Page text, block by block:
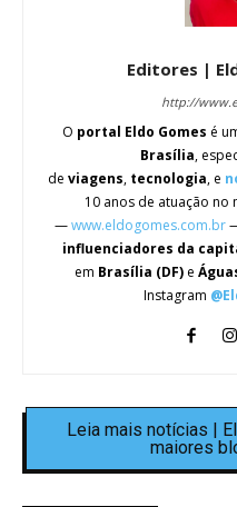
Editores |
http://
O portal Eldo Gomes é
Brasília,
de viagens, tecnologia, e
10 anos de atuação
—www.eldogomes.com.br
influenciadores da
em Brasília (DF)e
Instagram
Leia mais notícias |
maiores